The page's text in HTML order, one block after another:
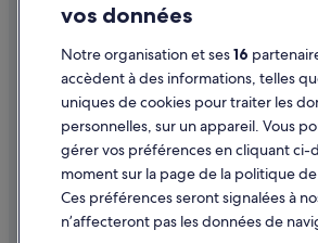
Louvre Pyramid : hôtels à proximité
Palais-Royal : hôtels à proximité
Palais-Royal : hôtels Hôtels avec suites
Paris : Appart’hôtels
Paris : Auberges de jeunesse
Paris : Bateaux de croisière
Directives de contenu et signalement de
Aide
Assistance
Annuler votre vol
Annuler une réservation d'hôtel ou de location
Délais de remboursement
vos données
Notre organisation et ses16
accèdent à des informations, telles
uniques de cookies pour traiter les
personnelles, sur un appareil. Vous
gérer vos préférences en cliquant ci-
moment sur la page de la politique
Ces préférences seront signalées à
n’affecteront pas les données de